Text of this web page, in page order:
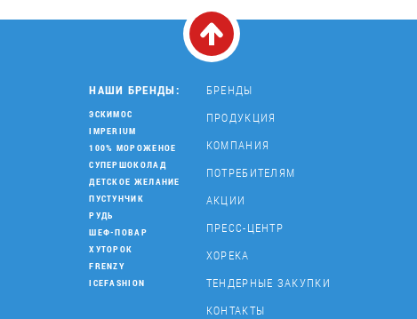
НАШИ БРЕНДЫ:
ЭСКИМОС
IMPERIUM
100% МОРОЖЕНОЕ
СУПЕРШОКОЛАД
ДЕТСКОЕ ЖЕЛАНИЕ
ПУСТУНЧИК
РУДЬ
ШЕФ-ПОВАР
ХУТОРОК
FRENZY
ICEFASHION
БРЕНДЫ
ПРОДУКЦИЯ
КОМПАНИЯ
ПОТРЕБИТЕЛЯМ
АКЦИИ
ПРЕСС-ЦЕНТР
ХОРЕКА
ТЕНДЕРНЫЕ ЗАКУПКИ
КОНТАКТЫ